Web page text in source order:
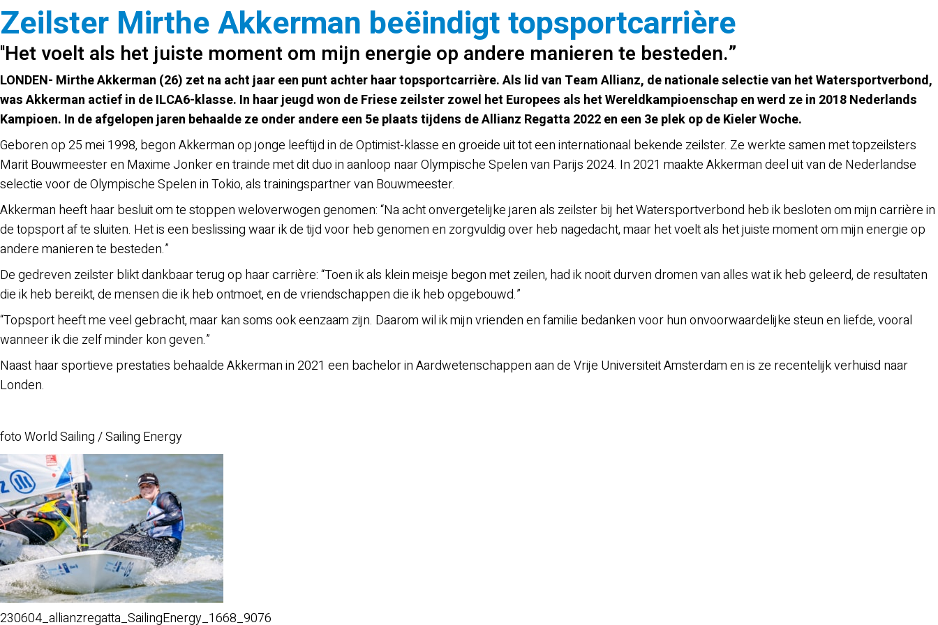
Zeilster Mirthe Akkerman beëindigt topsportcarrière
''Het voelt als het juiste moment om mijn energie op andere manieren te besteden.”
LONDEN- Mirthe Akkerman (26) zet na acht jaar een punt achter haar topsportcarrière. Als lid van Team Allianz, de nationale selectie van het Watersportverbond,
was Akkerman actief in de ILCA6-klasse. In haar jeugd won de Friese zeilster zowel het Europees als het Wereldkampioenschap en werd ze in 2018 Nederlands
Kampioen. In de afgelopen jaren behaalde ze onder andere een 5e plaats tijdens de Allianz Regatta 2022 en een 3e plek op de Kieler Woche.
Geboren op 25 mei 1998, begon Akkerman op jonge leeftijd in de Optimist-klasse en groeide uit tot een internationaal bekende zeilster. Ze werkte samen met topzeilsters
Marit Bouwmeester en Maxime Jonker en trainde met dit duo in aanloop naar Olympische Spelen van Parijs 2024. In 2021 maakte Akkerman deel uit van de Nederlandse
selectie voor de Olympische Spelen in Tokio, als trainingspartner van Bouwmeester.
Akkerman heeft haar besluit om te stoppen weloverwogen genomen: “Na acht onvergetelijke jaren als zeilster bij het Watersportverbond heb ik besloten om mijn carrière in
de topsport af te sluiten. Het is een beslissing waar ik de tijd voor heb genomen en zorgvuldig over heb nagedacht, maar het voelt als het juiste moment om mijn energie op
andere manieren te besteden.”
De gedreven zeilster blikt dankbaar terug op haar carrière: “Toen ik als klein meisje begon met zeilen, had ik nooit durven dromen van alles wat ik heb geleerd, de resultaten
die ik heb bereikt, de mensen die ik heb ontmoet, en de vriendschappen die ik heb opgebouwd.”
“Topsport heeft me veel gebracht, maar kan soms ook eenzaam zijn. Daarom wil ik mijn vrienden en familie bedanken voor hun onvoorwaardelijke steun en liefde, vooral
wanneer ik die zelf minder kon geven.”
Naast haar sportieve prestaties behaalde Akkerman in 2021 een bachelor in Aardwetenschappen aan de Vrije Universiteit Amsterdam en is ze recentelijk verhuisd naar
Londen.
foto World Sailing / Sailing Energy
230604_allianzregatta_SailingEnergy_1668_9076